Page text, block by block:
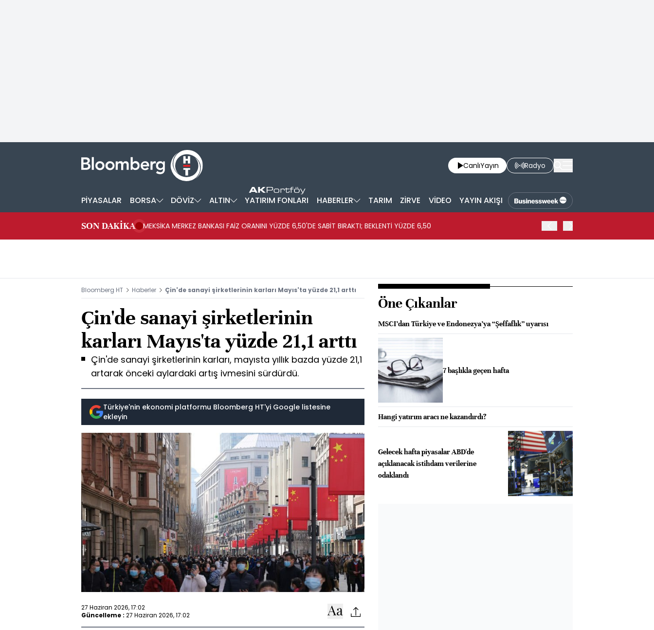
CanlıYayın Radyo
PİYASALAR BORSA DÖVİZ ALTIN YATIRIM FONLARI HABERLER TARIM ZİRVE VİDEO YAYIN AKIŞI
SON DAKİKA MEKSİKA MERKEZ BANKASI FAİZ ORANINI YÜZDE 6,50'DE SABİT BIRAKTI; BEKLENTİ YÜZDE 6,50
Bloomberg HT Haberler Çin'de sanayi şirketlerinin karları Mayıs'ta yüzde 21,1 arttı
Çin'de sanayi şirketlerinin
karları Mayıs'ta yüzde 21,1 arttı
Çin'de sanayi şirketlerinin karları, mayısta yıllık bazda yüzde 21,1
artarak önceki aylardaki artış ivmesini sürdürdü.
Türkiye'nin ekonomi platformu Bloomberg HT'yi Google listesine
ekleyin
27 Haziran 2026, 17:02
Güncelleme : 27 Haziran 2026, 17:02
Öne Çıkanlar
MSCI’dan Türkiye ve Endonezya’ya “Şeffaflık” uyarısı
7 başlıkla geçen hafta
Hangi yatırım aracı ne kazandırdı?
Gelecek hafta piyasalar ABD'de
açıklanacak istihdam verilerine
odaklandı